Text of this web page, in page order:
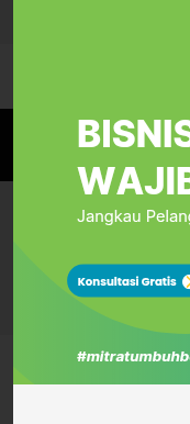
VOKASI, SYDNEY
PENGUJI